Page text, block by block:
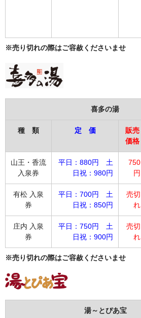
※売り切れの際はご容赦くださいませ
喜多の湯
種 類 定 価
販売
価格
山王・香流
入泉券
平日：880円 土
日祝：980円
750
円
有松 入泉
券
平日：700円 土
日祝：850円
売切
れ
庄内 入泉
券
平日：750円 土
日祝：900円
売切
れ
※売り切れの際はご容赦くださいませ
湯～とぴあ宝